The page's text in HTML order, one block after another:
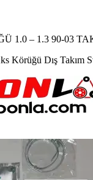
1.0 – 1.3 90-03
Körüğü Dış Takım